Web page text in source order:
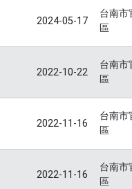
2024-05-17
台南市
區
2022-10-22
台南市
區
2022-11-16
台南市
區
2022-11-16
台南市
區